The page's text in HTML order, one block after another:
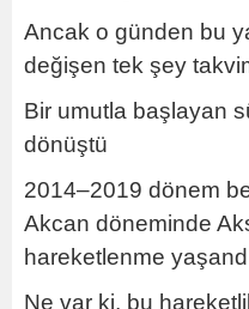
Ancak o günden bu
değişen tek şey
Bir umutla başlayan
dönüştü
2014–2019 dönem
Akcan döneminde
hareketlenme
Ne var ki, bu